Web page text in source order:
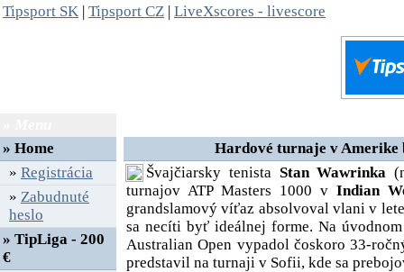
Tipsport SK | Tipsport CZ | LiveXscores - livescore
» Home
» Registrácia
» Zabudnuté
heslo
» TipLiga - 200
€
Hardové turnaje v Amerike
Švajčiarsky tenista Stan Wawrinka
turnajov ATP Masters 1000 v Indian
grandslamový víťaz absolvoval vlani v
sa necíti byť ideálnej forme. Na
Australian Open vypadol čoskoro 33-
predstavil na turnaji v Sofii, kde sa